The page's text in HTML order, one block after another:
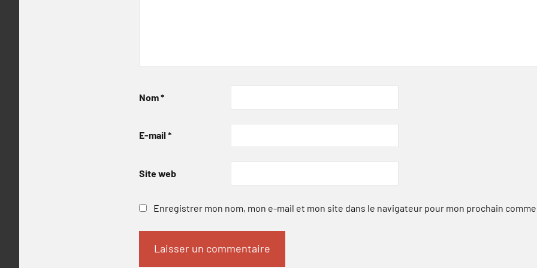
Nom*
E-mail *
Site web
Enregistrer mon nom, mon e-mail et mon site dans le navigateur pour mon prochain